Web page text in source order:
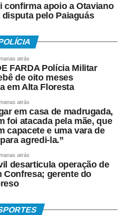
confirma apoio a Otaviano
disputa pelo Paiaguás
atrás
FARDA Polícia Militar
de oito meses
em Alta Floresta
atrás
em casa de madrugada,
foi atacada pela mãe, que
capacete e uma vara de
agredi-la.”
atrás
desarticula operação de
Confresa; gerente do